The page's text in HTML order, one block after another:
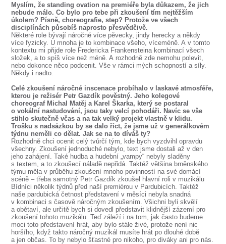
Myslím, že standing ovation na premiéře byla důkazem, že jich
nebude málo. Co bylo pro tebe při zkoušení tím nejtěžším
úkolem? Písně, choreografie, step? Protože ve všech
disciplínách působíš naprosto přesvědčivě.
Některé role bývají náročné více pěvecky, jindy herecky a někdy
více fyzicky. U mnoha je to kombinace všeho, víceméně. A v tomto
kontextu mi přijde role Fredericka Frankensteina kombinací všech
složek, a to spíš více než méně. A rozhodně zde nemohu polevit,
nebo dokonce něco podcenit. Vše v rámci mých schopností a síly.
Někdy i nadto.
Celé zkoušení náročné inscenace probíhalo v laskavé atmosféře,
kterou je režisér Petr Gazdík pověstný. Jeho kolegové
choreograf Michal Matěj a Karel Škarka, který se postaral
o vokální nastudování, jsou taky velcí pohodáři. Navíc se vše
stihlo skutečně včas a na tak velký projekt vlastně v klidu.
Trošku s nadsázkou by se dalo říct, že jsme už v generálkovém
týdnu neměli co dělat. Jak se na to díváš ty?
Rozhodně chci ocenit celý tvůrčí tým, kde bych vyzdvihl opravdu
všechny. Zkoušení jednoduché nebylo, text jsme dostali až v den
jeho zahájení. Také hudba a hudební „vampy“ nebyly sladěny
s textem, a to zkoušecí náladě nepřidá. Taktéž většina brněnského
týmu měla v průběhu zkoušení mnoho povinností na své domácí
scéně – třeba samotný Petr Gazdík zkoušel hlavní roli v muzikálu
Bídníci několik týdnů před naší premiérou v Pardubicích. Taktéž
naše pardubická četnost představení v měsíci nebyla snadná
v kombinaci s časově náročným zkoušením. Všichni byli skvělí
a obětaví, ale určitě bych si dovedl představit klidnější zázemí pro
zkoušení tohoto muzikálu. Teď záleží i na tom, jak často budeme
moci toto představení hrát, aby bylo stále živé, protože není nic
horšího, když takto náročný muzikál musíte hrát po dlouhé době
a jen občas. To by nebylo šťastné pro nikoho, pro diváky ani pro nás.